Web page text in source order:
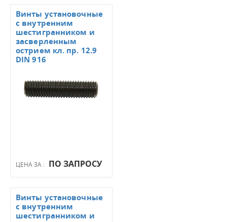
ЦЕНА ЗА : ПО ЗАПРОСУ
Винты установочные
с внутренним
шестигранником и
засверленным
острием кл. пр. 12.9
DIN 916
Винты установочные
с внутренним
шестигранником и